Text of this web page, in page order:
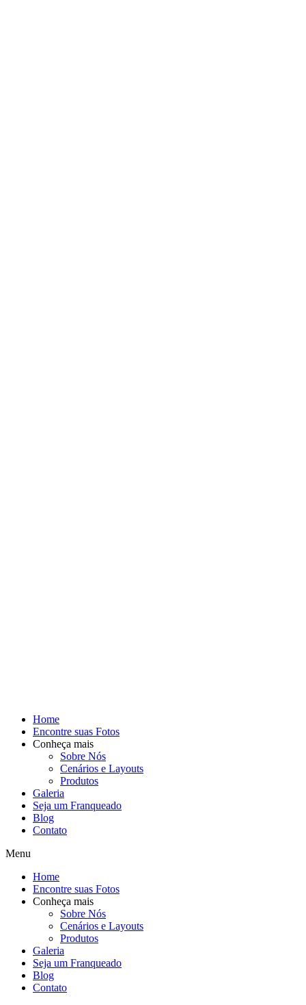
Home
Encontre suas Fotos
Conheça mais
Sobre Nós
Cenários e Layouts
Produtos
Galeria
Seja um Franqueado
Blog
Contato
Menu
Home
Encontre suas Fotos
Conheça mais
Sobre Nós
Cenários e Layouts
Produtos
Galeria
Seja um Franqueado
Blog
Contato